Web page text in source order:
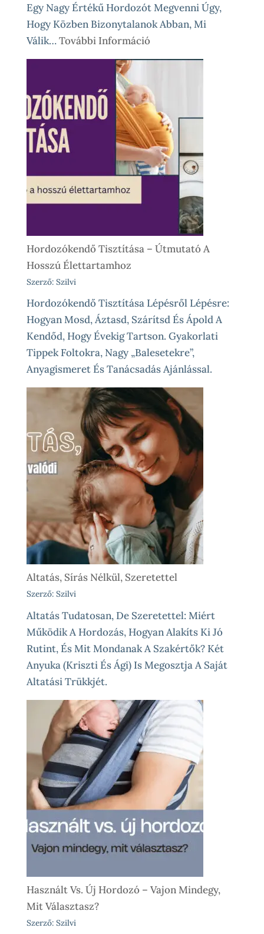
Egy Nagy Értékű Hordozót Megvenni Úgy,
Hogy Közben Bizonytalanok Abban, Mi
Válik…További Információ:
Babahordozó
Avagy
Okos
Próba
Vásárlás
Előtt
És
Különleges
Élethelyzetekre
Hordozókendő Tisztítása – Útmutató A
Hosszú Élettartamhoz
Szerző: Szilvi
Hordozókendő Tisztítása Lépésről Lépésre:
Hogyan Mosd, Áztasd, Szárítsd És Ápold A
Kendőd, Hogy Évekig Tartson. Gyakorlati
Tippek Foltokra, Nagy „balesetekre”,
Anyagismeret És Tanácsadás Ajánlással.
Altatás, Sírás Nélkül, Szeretettel
Szerző: Szilvi
Altatás Tudatosan, De Szeretettel: Miért
Működik A Hordozás, Hogyan Alakíts Ki Jó
Rutint, És Mit Mondanak A Szakértők? Két
Anyuka (Kriszti És Ági) Is Megosztja A Saját
Altatási Trükkjét.
Használt Vs. Új Hordozó – Vajon Mindegy,
Mit Választasz?
Szerző: Szilvi